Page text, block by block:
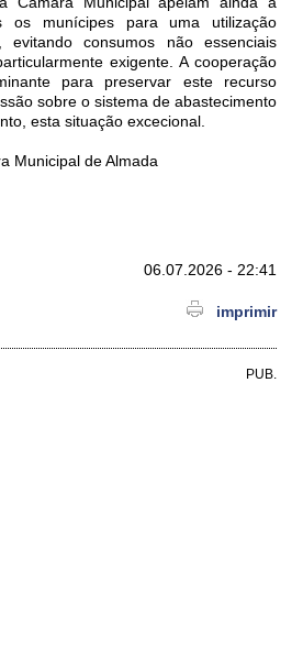
os munícipes para uma utilização
evitando consumos não essenciais
exigente. A cooperação
para preservar este recurso
sobre o sistema de abastecimento
esta situação excecional.
Municipal de Almada
06.07.2026 - 22:41
imprimir
PUB.